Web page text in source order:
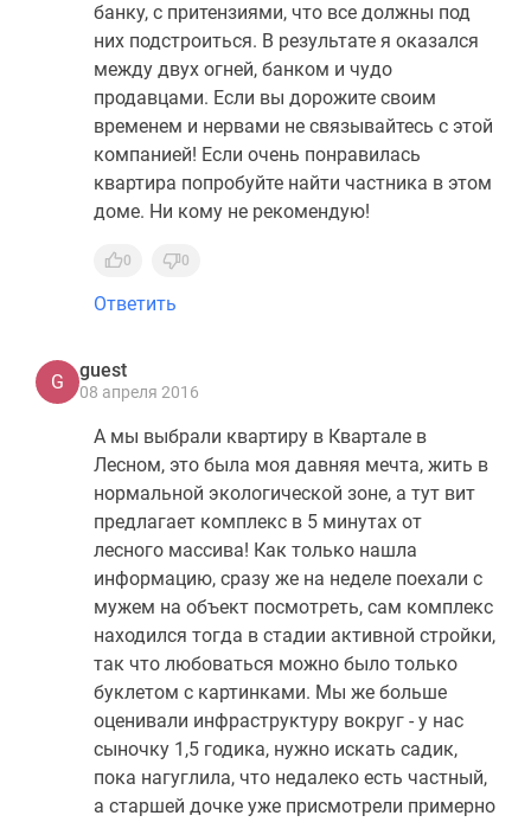
банку, с притензиями, что все должны под
них подстроиться. В результате я оказался
между двух огней, банком и чудо
продавцами. Если вы дорожите своим
временем и нервами не связывайтесь с этой
компанией! Если очень понравилась
квартира попробуйте найти частника в этом
доме. Ни кому не рекомендую!
0 0
Ответить
G
guest
08 апреля 2016
А мы выбрали квартиру в Квартале в
Лесном, это была моя давняя мечта, жить в
нормальной экологической зоне, а тут вит
предлагает комплекс в 5 минутах от
лесного массива! Как только нашла
информацию, сразу же на неделе поехали с
мужем на объект посмотреть, сам комплекс
находился тогда в стадии активной стройки,
так что любоваться можно было только
буклетом с картинками. Мы же больше
оценивали инфраструктуру вокруг - у нас
сыночку 1,5 годика, нужно искать садик,
пока нагуглила, что недалеко есть частный,
а старшей дочке уже присмотрели примерно